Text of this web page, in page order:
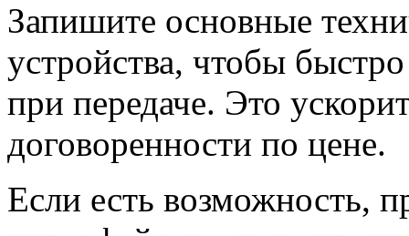
Запишите основные
устройства, чтобы
при передаче. Это
договоренности по цене.
Если есть возможность,